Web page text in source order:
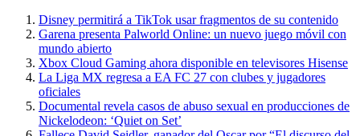
Disney permitirá a TikTok usar fragmentos de su contenido
Garena presenta Palworld Online: un nuevo juego móvil con
mundo abierto
Xbox Cloud Gaming ahora disponible en televisores Hisense
La Liga MX regresa a EA FC 27 con clubes y jugadores
oficiales
Documental revela casos de abuso sexual en producciones de
Nickelodeon: ‘Quiet on Set’